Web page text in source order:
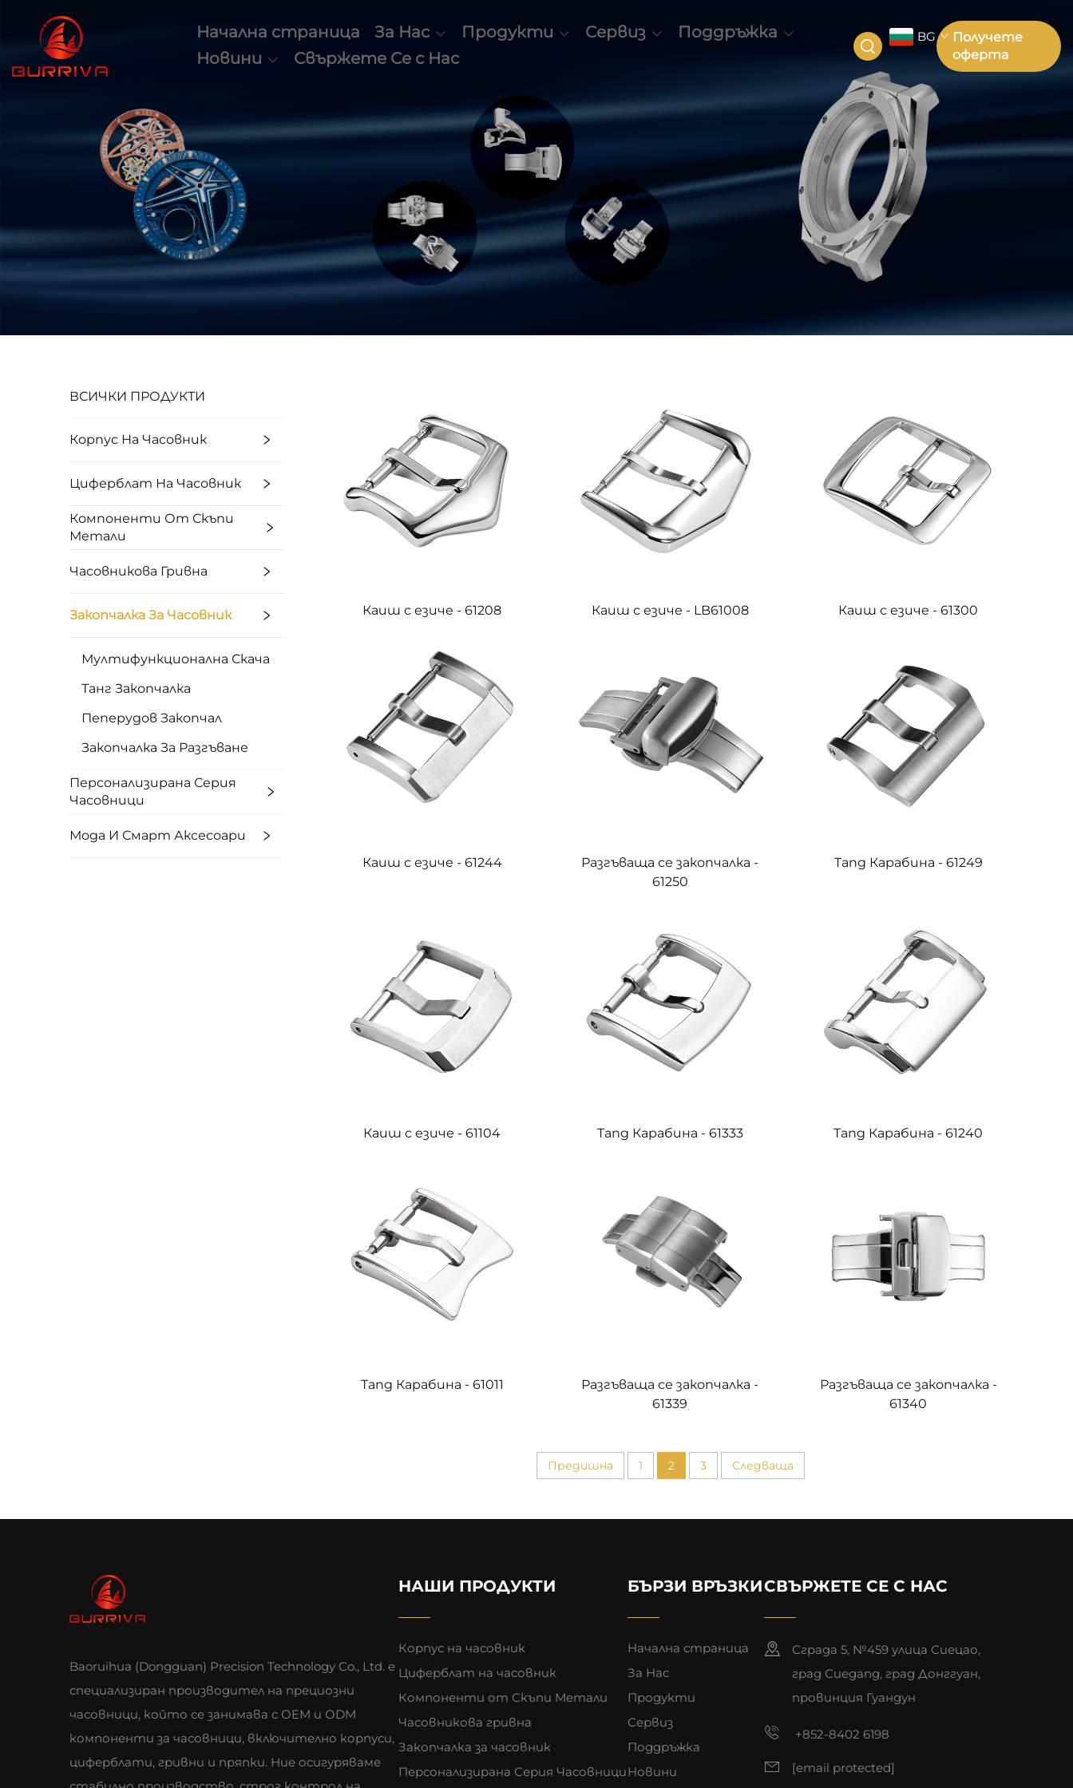
Начална страница За Нас Продукти Сервиз
Поддръжка
Новини
Свържете Се с Нас
BG
Получете
оферта
ВСИЧКИ ПРОДУКТИ
Корпус На Часовник
Циферблат На Часовник
Компоненти От Скъпи
Метали
Часовникова Гривна
Закопчалка За Часовник
Мултифункционална Скача
Танг Закопчалка
Пеперудов Закопчал
Закопчалка За Разгъване
Персонализирана Серия
Часовници
Мода И Смарт Аксесоари
Каиш с езиче - 61208 Каиш с езиче - LB61008 Каиш с езиче - 61300
Каиш с езиче - 61244
Разгъваща се закопчалка -
61250
Tang Карабина - 61249
Каиш с езиче - 61104 Tang Карабина - 61333 Tang Карабина - 61240
Tang Карабина - 61011
Разгъваща се закопчалка -
61339
Разгъваща се закопчалка -
61340
Предишна 1 2 3 Следваща
Baoruihua (Dongguan) Precision Technology Co., Ltd. е
специализиран производител на прециозни
часовници, който се занимава с OEM и ODM
компоненти за часовници, включително корпуси,
циферблати, гривни и пряпки. Ние осигуряваме
НАШИ ПРОДУКТИ
Корпус на часовник
Циферблат на часовник
Компоненти от Скъпи Метали
Часовникова гривна
Закопчалка за часовник
Персонализирана Серия Часовници
БЪРЗИ ВРЪЗКИ
Начална страница
За Нас
Продукти
Сервиз
Поддръжка
Новини
СВЪРЖЕТЕ СЕ С НАС
Сграда 5, №459 улица Сиецао,
град Сиеgang, град Донггуан,
провинция Гуандун
+852-8402 6198
[email protected]